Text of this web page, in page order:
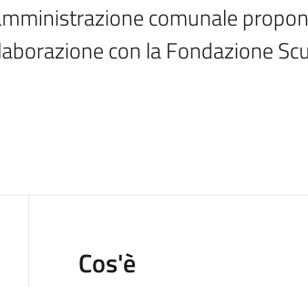
comunale
con la Fondazione
Cos'è